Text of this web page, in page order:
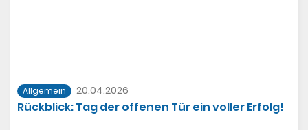
Allgemein 20.04.2026
Rückblick: Tag der offenen Tür ein voller Erfolg!